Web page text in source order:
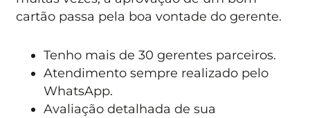
cartão passa pela boa vontade do gerente.
Tenho mais de 30 gerentes parceiros.
Atendimento sempre realizado pelo
WhatsApp.
Avaliação detalhada de sua